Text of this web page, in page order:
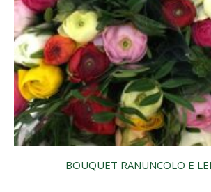
BOUQUET RANUNCOLO E